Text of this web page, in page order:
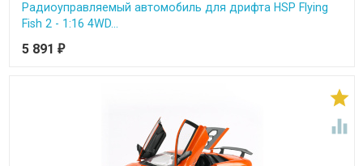
Радиоуправляемый автомобиль для дрифта HSP Flying
Fish 2 - 1:16 4WD...
5 891 ₽

